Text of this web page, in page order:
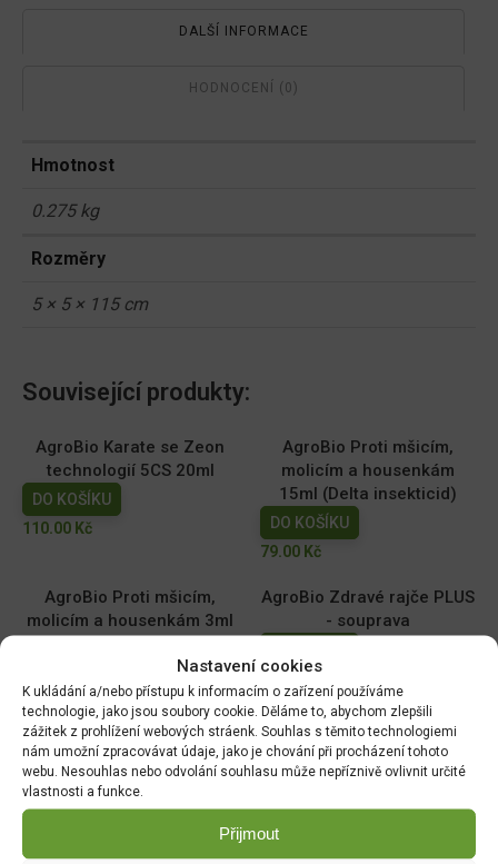
Nastavení cookies
K ukládání a/nebo přístupu k informacím o zařízení používáme
technologie, jako jsou soubory cookie. Děláme to, abychom zlepšili
zážitek z prohlížení webových stráenk. Souhlas s těmito technologiemi
nám umožní zpracovávat údaje, jako je chování při procházení tohoto
webu. Nesouhlas nebo odvolání souhlasu může nepříznivě ovlivnit určité
vlastnosti a funkce.
Přijmout
DALŠÍ INFORMACE
HODNOCENÍ (0)
Hmotnost
0.275 kg
Rozměry
5 × 5 × 115 cm
Související produkty:
AgroBio Karate se Zeon
technologií 5CS 20ml
DO KOŠÍKU
110.00 Kč
AgroBio Proti mšicím,
molicím a housenkám
15ml (Delta insekticid)
DO KOŠÍKU
79.00 Kč
AgroBio Proti mšicím,
molicím a housenkám 3ml
40.00Kč
AgroBio Zdravé rajče PLUS
- souprava
Magnicur Finito 50ml
DO KOŠÍKU
169.00Kč
Ferramol Neudorff
(200g+100g navíc) 300g
149.00